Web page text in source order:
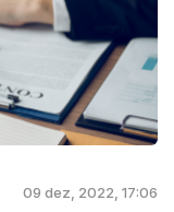
09 dez, 2022, 17:06